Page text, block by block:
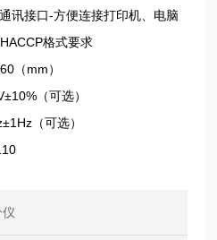
讯接口-方便连接打印机、电脑
格式要求
（mm）
（可选）
（可选）